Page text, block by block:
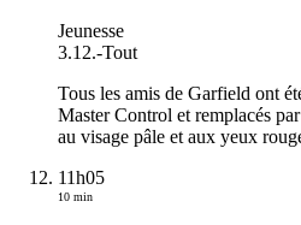
Jeunesse
3.12.-Tout
Tous les amis de Garfield ont
Master Control et remplacés
au visage pâle et aux yeux
11h05
10 min